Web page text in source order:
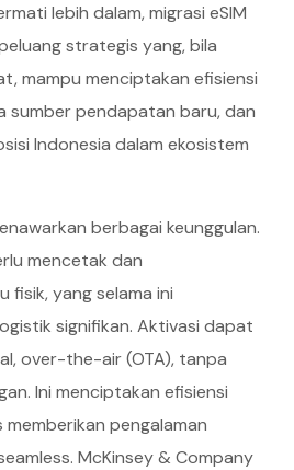
lebih dalam, migrasi eSIM
strategis yang, bila
mampu menciptakan efisiensi
sumber pendapatan baru, dan
Indonesia dalam ekosistem
berbagai keunggulan.
mencetak dan
fisik, yang selama ini
signifikan. Aktivasi dapat
over-the-air (OTA), tanpa
Ini menciptakan efisiensi
memberikan pengalaman
McKinsey & Company